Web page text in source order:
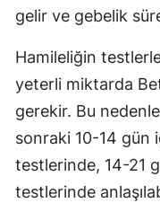
gelir ve gebelik
Hamileliğin
yeterli miktarda
gerekir. Bu
sonraki 10-14 gün
testlerinde, 14-21
testlerinde